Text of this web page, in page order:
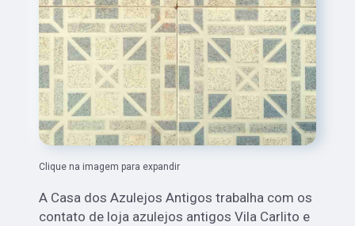
Clique na imagem para expandir
A Casa dos Azulejos Antigos trabalha com os
contato de loja azulejos antigos Vila Carlito e